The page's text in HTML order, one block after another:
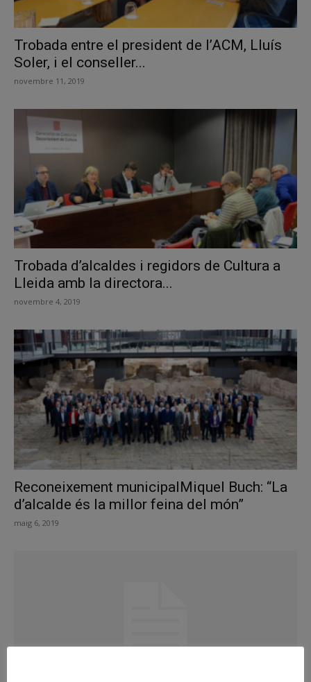
Trobada entre el president de l’ACM, Lluís
Soler, i el conseller...
novembre 11, 2019
Trobada d’alcaldes i regidors de Cultura a
Lleida amb la directora...
novembre 4, 2019
Reconeixement municipalMiquel Buch: “La
d’alcalde és la millor feina del món”
maig 6, 2019